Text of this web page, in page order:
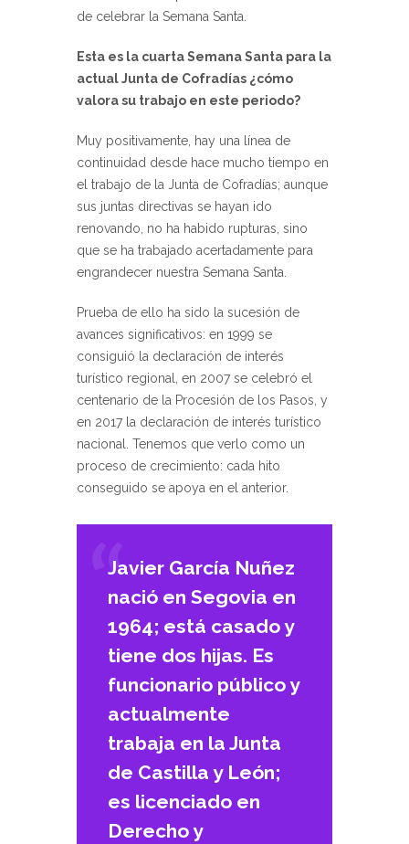
de celebrar la Semana Santa.
Esta es la cuarta Semana Santa para la
actual Junta de Cofradías ¿cómo
valora su trabajo en este periodo?
Muy positivamente, hay una línea de
continuidad desde hace mucho tiempo en
el trabajo de la Junta de Cofradías; aunque
sus juntas directivas se hayan ido
renovando, no ha habido rupturas, sino
que se ha trabajado acertadamente para
engrandecer nuestra Semana Santa.
Prueba de ello ha sido la sucesión de
avances significativos: en 1999 se
consiguió la declaración de interés
turístico regional, en 2007 se celebró el
centenario de la Procesión de los Pasos, y
en 2017 la declaración de interés turístico
nacional. Tenemos que verlo como un
proceso de crecimiento: cada hito
conseguido se apoya en el anterior.
Javier García Nuñez
nació en Segovia en
1964; está casado y
tiene dos hijas. Es
funcionario público y
actualmente
trabaja en la Junta
de Castilla y León;
es licenciado en
Derecho y